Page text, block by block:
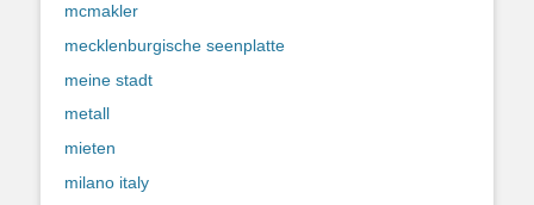
mcmakler
mecklenburgische seenplatte
meine stadt
metall
mieten
milano italy